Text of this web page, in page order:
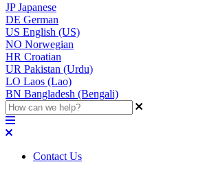
JPJapanese
DE German
US English (US)
NO Norwegian
HR Croatian
UR Pakistan (Urdu)
LO Laos (Lao)
BN Bangladesh (Bengali)
Contact Us